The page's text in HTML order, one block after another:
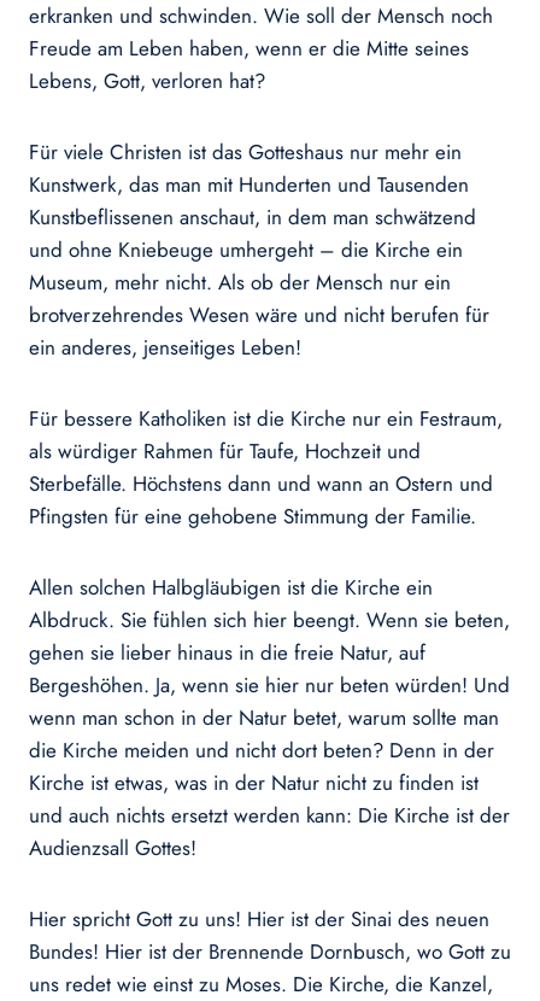
erkranken und schwinden. Wie soll der Mensch noch
Freude am Leben haben, wenn er die Mitte seines
Lebens, Gott, verloren hat?
Für viele Christen ist das Gotteshaus nur mehr ein
Kunstwerk, das man mit Hunderten und Tausenden
Kunstbeflissenen anschaut, in dem man schwätzend
und ohne Kniebeuge umhergeht – die Kirche ein
Museum, mehr nicht. Als ob der Mensch nur ein
brotverzehrendes Wesen wäre und nicht berufen für
ein anderes, jenseitiges Leben!
Für bessere Katholiken ist die Kirche nur ein Festraum,
als würdiger Rahmen für Taufe, Hochzeit und
Sterbefälle. Höchstens dann und wann an Ostern und
Pfingsten für eine gehobene Stimmung der Familie.
Allen solchen Halbgläubigen ist die Kirche ein
Albdruck. Sie fühlen sich hier beengt. Wenn sie beten,
gehen sie lieber hinaus in die freie Natur, auf
Bergeshöhen. Ja, wenn sie hier nur beten würden! Und
wenn man schon in der Natur betet, warum sollte man
die Kirche meiden und nicht dort beten? Denn in der
Kirche ist etwas, was in der Natur nicht zu finden ist
und auch nichts ersetzt werden kann: Die Kirche ist der
Audienzsall Gottes!
Hier spricht Gott zu uns! Hier ist der Sinai des neuen
Bundes! Hier ist der Brennende Dornbusch, wo Gott zu
uns redet wie einst zu Moses. Die Kirche, die Kanzel,